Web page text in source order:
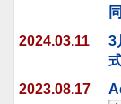
2024.03.11
3
2023.08.17